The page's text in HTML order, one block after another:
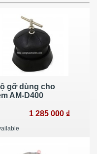
gỡ dùng cho
AM-D400
1 285 000 ₫